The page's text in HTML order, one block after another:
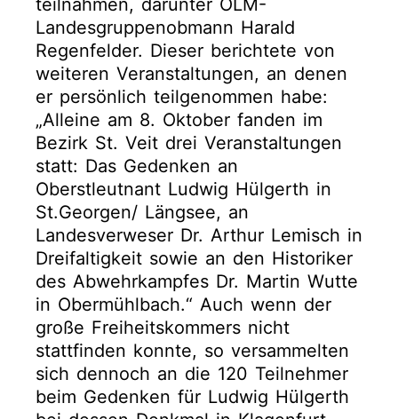
Landesgruppenobmann Harald
Regenfelder. Dieser berichtete von
weiteren Veranstaltungen, an denen
er persönlich teilgenommen habe:
„Alleine am 8. Oktober fanden im
Bezirk St. Veit drei Veranstaltungen
statt: Das Gedenken an
Oberstleutnant Ludwig Hülgerth in
St.Georgen/ Längsee, an
Landesverweser Dr. Arthur Lemisch in
Dreifaltigkeit sowie an den Historiker
des Abwehrkampfes Dr. Martin Wutte
in Obermühlbach.“ Auch wenn der
große Freiheitskommers nicht
stattfinden konnte, so versammelten
sich dennoch an die 120 Teilnehmer
beim Gedenken für Ludwig Hülgerth